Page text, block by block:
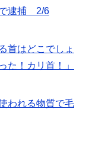
で逮捕 2/6
首はどこでしょ
た！カリ首！」
われる物質で毛